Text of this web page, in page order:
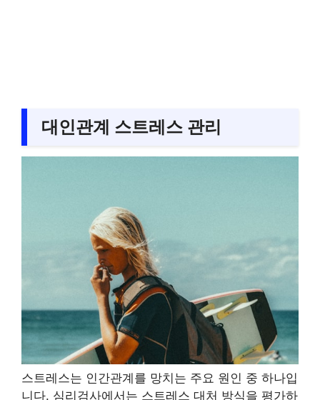
대인관계 스트레스 관리
스트레스는 인간관계를 망치는 주요 원인 중 하나입
니다. 심리검사에서는 스트레스 대처 방식을 평가하